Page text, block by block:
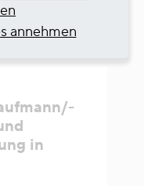
in
annehmen